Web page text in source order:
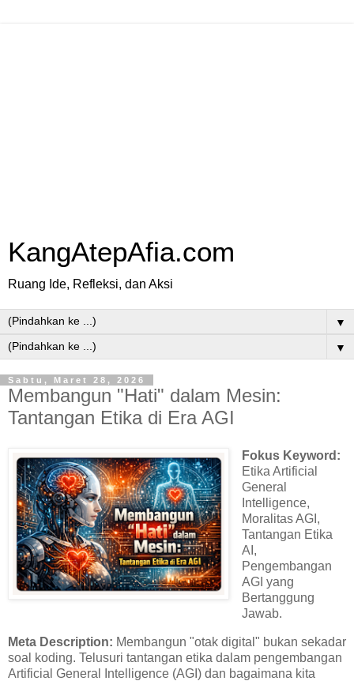
KangAtepAfia.com
Ruang Ide, Refleksi, dan Aksi
▼
▼
Sabtu, Maret 28, 2026
Membangun "Hati" dalam Mesin:
Tantangan Etika di Era AGI
Fokus Keyword:
Etika Artificial
General
Intelligence,
Moralitas AGI,
Tantangan Etika
AI,
Pengembangan
AGI yang
Bertanggung
Jawab.
Meta Description: Membangun "otak digital" bukan sekadar
soal koding. Telusuri tantangan etika dalam pengembangan
Artificial General Intelligence (AGI) dan bagaimana kita